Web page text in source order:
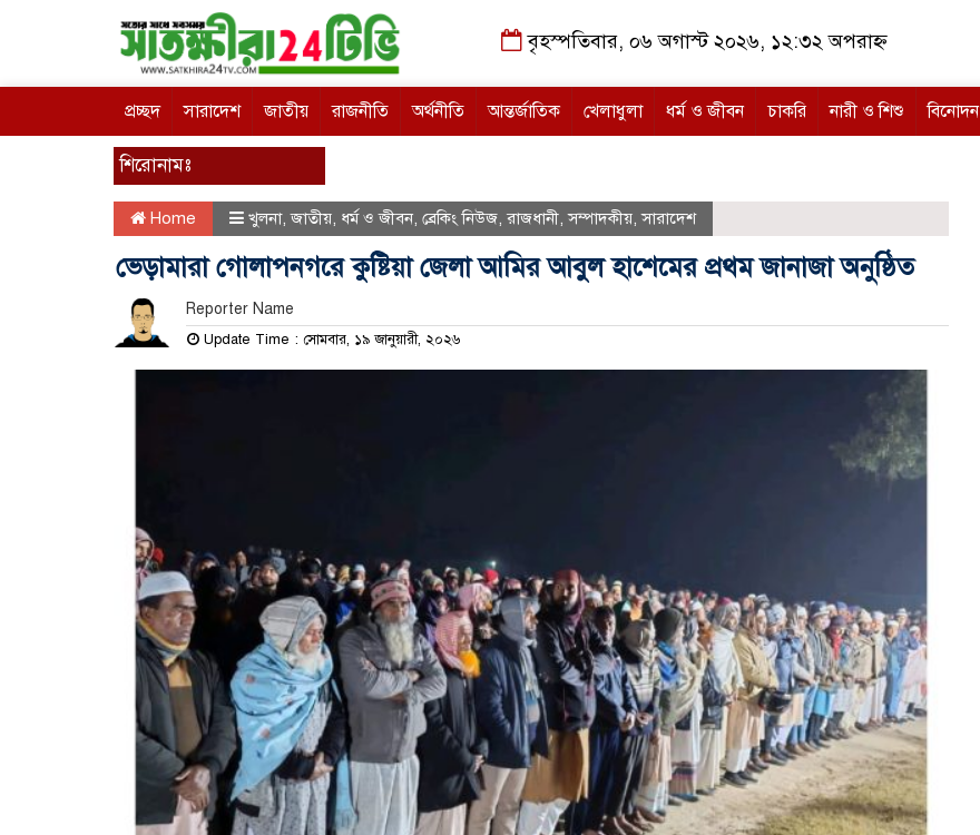
বৃহস্পতিবার, ০৬ অগাস্ট ২০২৬, ১২:৩২ অপরাহ্ন
প্রচ্ছদ সারাদেশ জাতীয় রাজনীতি অর্থনীতি আন্তর্জাতিক খেলাধুলা ধর্ম ও জীবন চাকরি নারী ও শিশু বিনোদন
শিরোনামঃ
Home খুলনা,জাতীয়, ধর্ম ও জীবন, ব্রেকিং নিউজ, রাজধানী,সম্পাদকীয়,সারাদেশ
ভেড়ামারা গোলাপনগরে কুষ্টিয়া জেলা আমির আবুল হাশেমের প্রথম জানাজা অনুষ্ঠিত
Reporter Name
Update Time : সোমবার, ১৯ জানুয়ারী, ২০২৬